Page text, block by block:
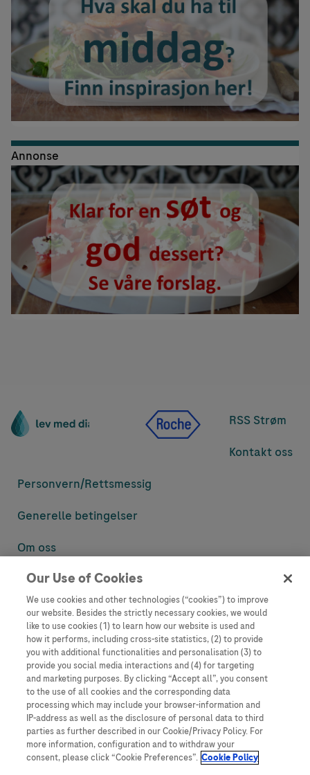
Annonse
RSS Strøm
Kontakt oss
Personvern/Rettsmessig
Generelle betingelser
Om oss
Denne nettsiden inneholder informasjon som er målsatt til en stor
informasjon som ellers ikke er tilgjengelig eller gyldig i ditt land.
Vennligst vær oppmerksom på at vi ikke tar noe ansvar for tilgang til
informasjon som muligens ikke er i samsvar med noen gyldig juridisk
prosess, regulering, registrering eller bruk i bostedslandet ditt.
Roche har ikke alltid mulighet til å kvalitetssikre andres innlegg, men
vil fjerne villedende eller upassende innlegg så langt det lar seg gjøre.
Vi har ikke ansvar for innhold på eksterne nettsider som det lenkes til.
Kopiering av materiale fra dette nettstedet for bruk annet sted er ikke
tillatt uten avtale. Nettstedet selger plass til annonsører, og slikt
innhold er merket.
Dette nettstedet er ikke beregnet for å rapportere bivirkninger eller
Our Use of Cookies
We use cookies and other technologies (“cookies”) to improve
our website. Besides the strictly necessary cookies, we would
like to use cookies (1) to learn how our website is used and
how it performs, including cross-site statistics, (2) to provide
you with additional functionalities and personalisation (3) to
provide you social media interactions and (4) for targeting
and marketing purposes. By clicking “Accept all”, you consent
to the use of all cookies and the corresponding data
processing which may include your browser-information and
IP-address as well as the disclosure of personal data to third
parties as further described in our Cookie/Privacy Policy. For
more information, configuration and to withdraw your
consent, please click “Cookie Preferences”. Cookie Policy